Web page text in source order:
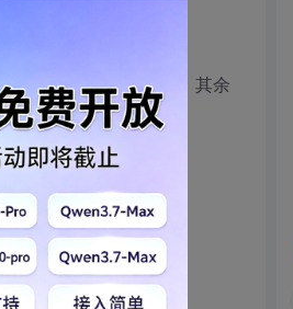
只有一定的C++基础，其余
区别呢？
什么书呢？